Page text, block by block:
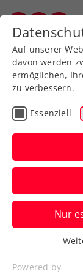
Zurück
Verbands-Info
feiert
STTV-
der
Verfasst von:
Auf unserer
davon werden
ermöglichen,
zu verbessern.
Essenziell
Nur
Essenziell
Essenzielle
Powered by